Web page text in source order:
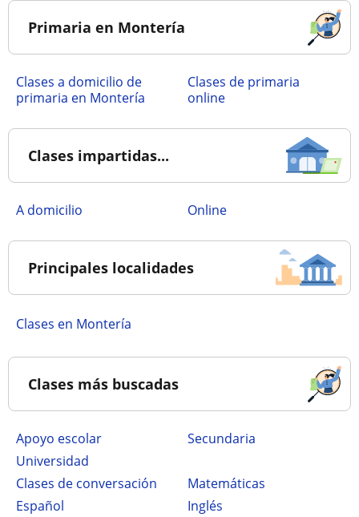
Primaria en Montería
Clases a domicilio de
primaria en Montería
Clases de primaria
online
Clases impartidas...
a domicilio online
Principales localidades
Clases en Montería
Clases más buscadas
Apoyo escolar
secundaria
Universidad
Clases de conversación
Matemáticas
Español
Inglés